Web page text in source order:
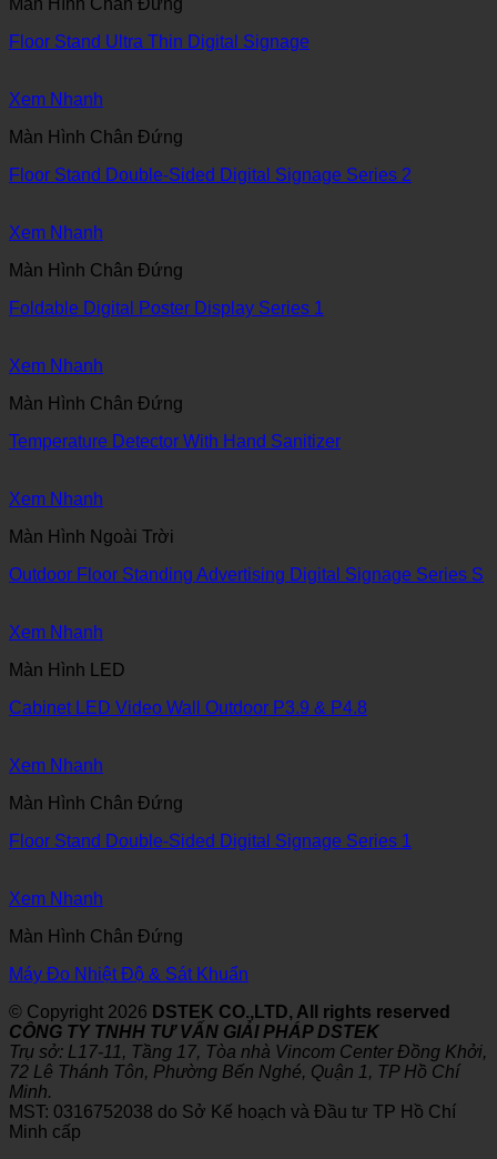
Màn Hình Chân Đứng
Floor Stand Ultra Thin Digital Signage
Xem Nhanh
Màn Hình Chân Đứng
Floor Stand Double-Sided Digital Signage Series 2
Xem Nhanh
Màn Hình Chân Đứng
Foldable Digital Poster Display Series 1
Xem Nhanh
Màn Hình Chân Đứng
Temperature Detector With Hand Sanitizer
Xem Nhanh
Màn Hình Ngoài Trời
Outdoor Floor Standing Advertising Digital Signage Series S
Xem Nhanh
Màn Hình LED
Cabinet LED Video Wall Outdoor P3.9 & P4.8
Xem Nhanh
Màn Hình Chân Đứng
Floor Stand Double-Sided Digital Signage Series 1
Xem Nhanh
Màn Hình Chân Đứng
Máy Đo Nhiệt Độ & Sát Khuẩn
© Copyright 2026 DSTEK CO.,LTD, All rights reserved
CÔNG TY TNHH TƯ VẤN GIẢI PHÁP DSTEK
Trụ sở: L17-11, Tầng 17, Tòa nhà Vincom Center Đồng Khởi,
72 Lê Thánh Tôn, Phường Bến Nghé, Quận 1, TP Hồ Chí
Minh.
MST: 0316752038 do Sở Kế hoạch và Đầu tư TP Hồ Chí
Minh cấp